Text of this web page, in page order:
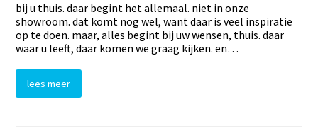
bij u thuis. daar begint het allemaal. niet in onze
showroom. dat komt nog wel, want daar is veel inspiratie
op te doen. maar, alles begint bij uw wensen, thuis. daar
waar u leeft, daar komen we graag kijken. en…
lees meer